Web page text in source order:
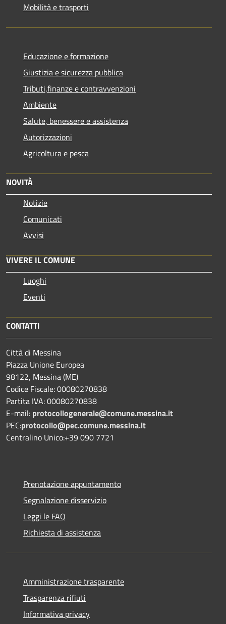
Mobilità e trasporti
Educazione e formazione
Giustizia e sicurezza pubblica
Tributi,finanze e contravvenzioni
Ambiente
Salute, benessere e assistenza
Autorizzazioni
Agricoltura e pesca
NOVITÀ
Notizie
Comunicati
Avvisi
VIVERE IL COMUNE
Luoghi
Eventi
CONTATTI
Città di Messina
Piazza Unione Europea
98122, Messina (ME)
Codice Fiscale: 00080270838
Partita IVA: 00080270838
E-mail: protocollogenerale@comune.messina.it
PEC:protocollo@pec.comune.messina.it
Centralino Unico:+39 090 7721
Prenotazione appuntamento
Segnalazione disservizio
Leggi le FAQ
Richiesta di assistenza
Amministrazione trasparente
Trasparenza rifiuti
Informativa privacy